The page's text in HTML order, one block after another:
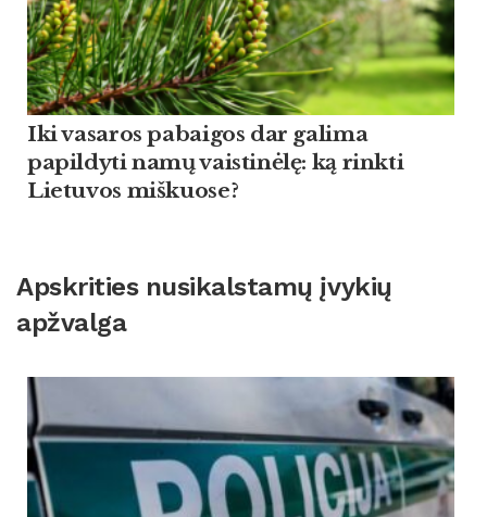
Iki vasaros pabaigos dar galima
papildyti namų vaistinėlę: ką rinkti
Lietuvos miškuose?
Apskrities nusikalstamų įvykių
apžvalga